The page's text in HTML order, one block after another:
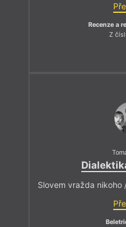
Recenze a
Z
Slovem vražda nikoho